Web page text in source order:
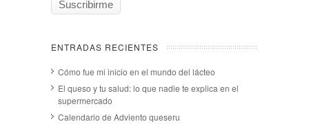
ENTRADAS RECIENTES
Cómo fue mi inicio en el mundo del lácteo
El queso y tu salud: lo que nadie te explica en el
supermercado
Calendario de Adviento queseru